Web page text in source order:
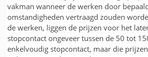
vakman wanneer de werken door
omstandigheden vertraagd zouden
de werken, liggen de prijzen voor het
stopcontact ongeveer tussen de 50 tot
enkelvoudig stopcontact, maar die